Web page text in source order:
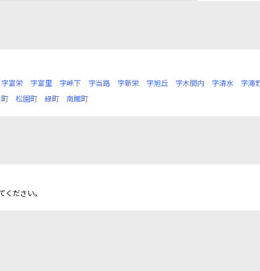
字富栄 字富里 字峠下 字当路 字新栄 字旭丘 字木間内 字清水 字滝
松園町 緑町 南館町
ださい。